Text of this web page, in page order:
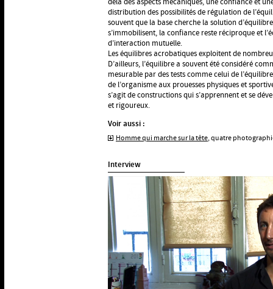
distribution des possibilités de régulation de
souvent que la base cherche la solution
s’immobilisent, la confiance reste réciproque et
d’interaction mutuelle.
Les équilibres acrobatiques exploitent de
D’ailleurs, l’équilibre a souvent été considéré
mesurable par des tests comme celui de
de l’organisme aux prouesses physiques et
s’agit de constructions qui s’apprennent et se
et rigoureux.
Voir aussi :
Homme qui marche sur la tête, quatre
Interview